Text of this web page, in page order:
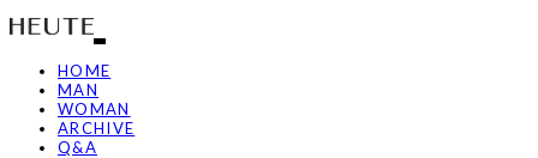
HOME
MAN
WOMAN
ARCHIVE
Q&A